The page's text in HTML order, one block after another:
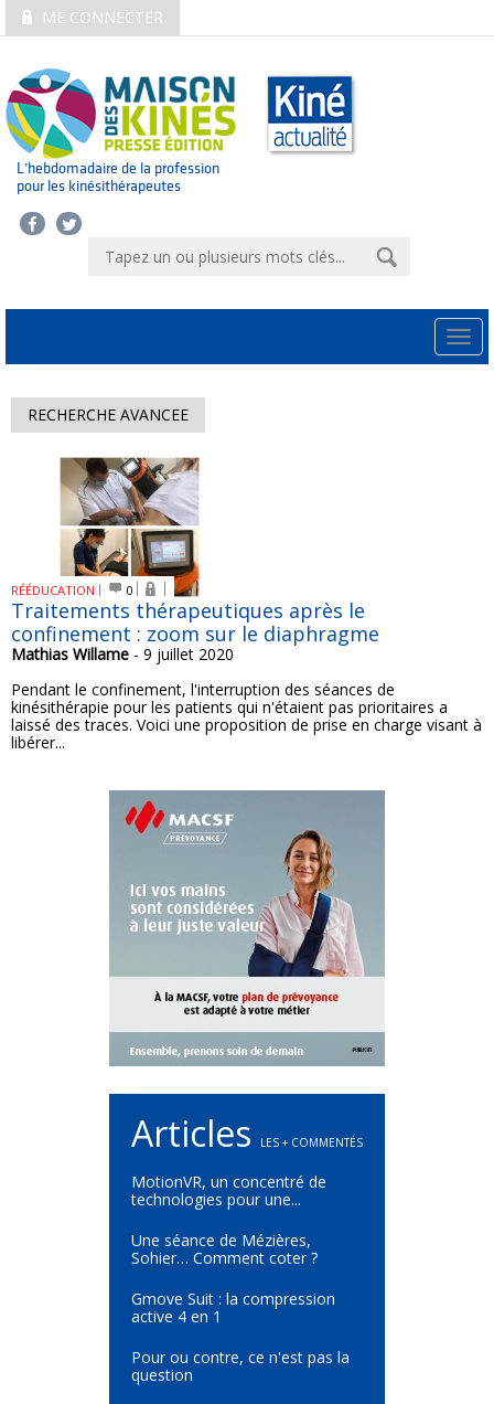
ME CONNECTER
L’hebdomadaire de la profession
pour les kinésithérapeutes
RECHERCHE AVANCEE
RÉÉDUCATION 0
Traitements thérapeutiques après le
confinement : zoom sur le diaphragme
Mathias Willame - 9 juillet 2020
Pendant le confinement, l'interruption des séances de
kinésithérapie pour les patients qui n'étaient pas prioritaires a
laissé des traces. Voici une proposition de prise en charge visant à
libérer...
Articles LES + COMMENTÉS
MotionVR, un concentré de
technologies pour une...
Une séance de Mézières,
Sohier… Comment coter ?
Gmove Suit : la compression
active 4 en 1
Pour ou contre, ce n'est pas la
question